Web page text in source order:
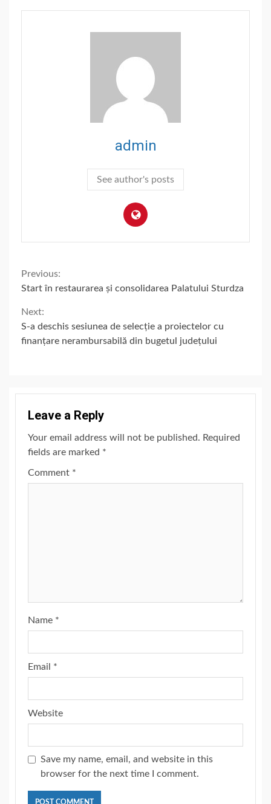
admin
See author's posts
Continue
Reading
Previous:
Start în restaurarea și consolidarea Palatului Sturdza
Next:
S-a deschis sesiunea de selecție a proiectelor cu
finanțare nerambursabilă din bugetul județului
Leave a Reply
Your email address will not be published. Required
fields are marked *
Comment *
Name *
Email *
Website
Save my name, email, and website in this
browser for the next time I comment.